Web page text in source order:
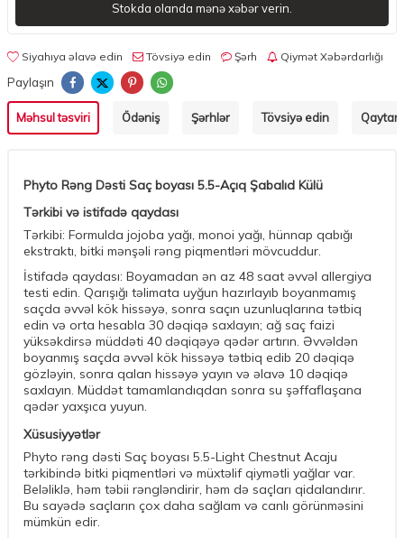
Stokda olanda mənə xəbər verin.
Siyahıya əlavə edin Tövsiyə edin Şərh Qiymət Xəbərdarlığı
Paylaşın
Məhsul təsviri Ödəniş Şərhlər Tövsiyə edin
Phyto Rəng Dəsti Saç boyası 5.5-Açıq Şabalıd Külü
Tərkibi və istifadə qaydası
Tərkibi: Formulda jojoba yağı, monoi yağı, hünnap qabığı
ekstraktı, bitki mənşəli rəng piqmentləri mövcuddur.
İstifadə qaydası: Boyamadan ən az 48 saat əvvəl allergiya
testi edin. Qarışığı təlimata uyğun hazırlayıb boyanmamış
saçda əvvəl kök hissəyə, sonra saçın uzunluqlarına tətbiq
edin və orta hesabla 30 dəqiqə saxlayın; ağ saç faizi
yüksəkdirsə müddəti 40 dəqiqəyə qədər artırın. Əvvəldən
boyanmış saçda əvvəl kök hissəyə tətbiq edib 20 dəqiqə
gözləyin, sonra qalan hissəyə yayın və əlavə 10 dəqiqə
saxlayın. Müddət tamamlandıqdan sonra su şəffaflaşana
qədər yaxşıca yuyun.
Xüsusiyyətlər
Phyto rəng dəsti Saç boyası 5.5-Light Chestnut Acaju
tərkibində bitki piqmentləri və müxtəlif qiymətli yağlar var.
Beləliklə, həm təbii rəngləndirir, həm də saçları qidalandırır.
Bu sayədə saçların çox daha sağlam və canlı görünməsini
mümkün edir.